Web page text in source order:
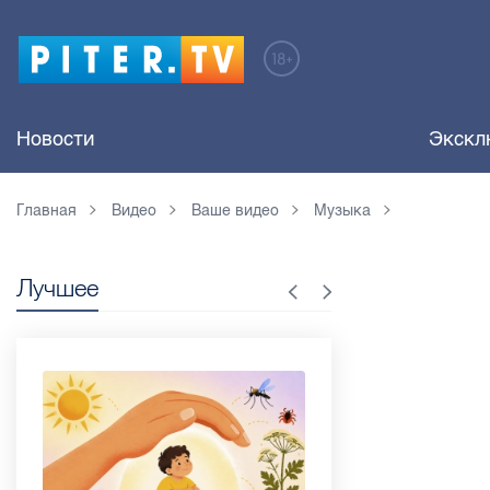
Новости
Главная Видео Ваше видео Музыка
Лучшее